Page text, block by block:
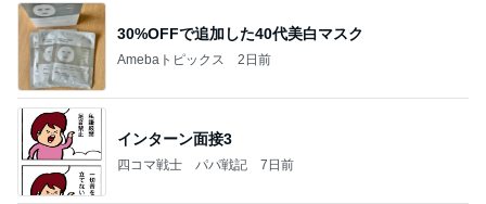
30%OFFで追加した40代美白マスク
Amebaトピックス 2日前
インターン面接3
四コマ戦士 パパ戦記 7日前